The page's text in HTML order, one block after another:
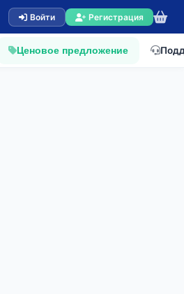
Войти Регистрация
Ценовое предложение